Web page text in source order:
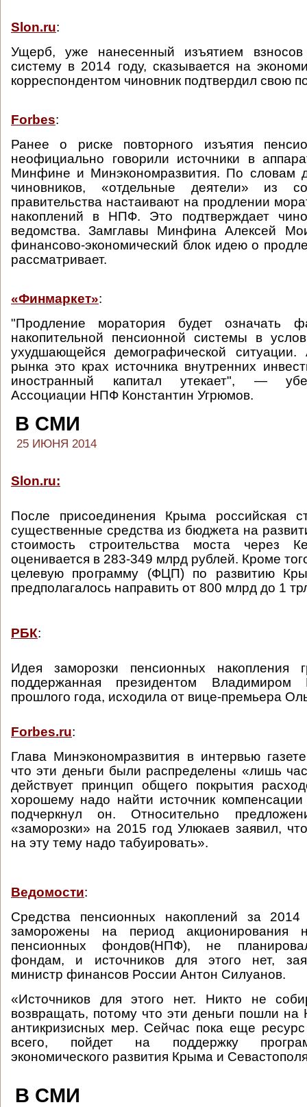
Slon.ru:
Ущерб, уже нанесенный изъятием взносов
систему в 2014 году, сказывается на
корреспондентом чиновник подтвердил свою
Forbes:
Ранее о риске повторного изъятия
неофициально говорили источники в
Минфине и Минэкономразвития. По словам
чиновников, «отдельные деятели» из
правительства настаивают на продлении
накоплений в НПФ. Это подтверждает
ведомства. Замглавы Минфина Алексей
финансово-экономический блок идею о
рассматривает.
«Финмаркет»:
"Продление моратория будет означать
накопительной пенсионной системы в
ухудшающейся демографической
рынка это крах источника внутренних
иностранный капитал утекает", —
Ассоциации НПФ Константин Угрюмов.
В СМИ
25 ИЮНЯ 2014
Slon.ru:
После присоединения Крыма российская
существенные средства из бюджета на
стоимость строительства моста через
оценивается в 283-349 млрд рублей. Кроме
целевую программу (ФЦП) по развитию
предполагалось направить от 800 млрд до 1
РБК:
Идея заморозки пенсионных накопления
поддержанная президентом
прошлого года, исходила от вице-премьера
Forbes.ru:
Глава Минэкономразвития в интервью
что эти деньги были распределены «лишь
действует принцип общего покрытия
хорошему надо найти источник
подчеркнул он. Относительно
«заморозки» на 2015 год Улюкаев заявил,
на эту тему надо табуировать».
Ведомости:
Средства пенсионных накоплений за
заморожены на период акционирования
пенсионных фондов(НПФ), не
фондам, и источников для этого нет,
министр финансов России Антон Силуанов.
«Источников для этого нет. Никто не
возвращать, потому что эти деньги пошли
антикризисных мер. Сейчас пока еще ресурс
всего, пойдет на поддержку
экономического развития Крыма и
В СМИ